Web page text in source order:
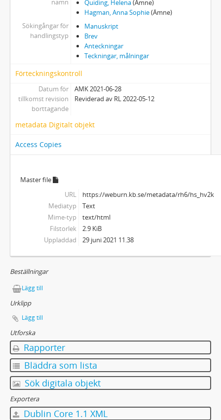
Quiding, Helena(Ämne)
Hagman, Anna Sophie(Ämne)
Sökingångar för
handlingstyp
Manuskript
Brev
Anteckningar
Teckningar, målningar
Förteckningskontroll
Datum för
tillkomst revision
borttagande
AMK 2021-06-28
Reviderad av RL 2022-05-12
metadata Digitalt objekt
Access Copies
Master file
URL
https://weburn.kb.se/metadata/rh6/
Mediatyp
Text
Mime-typ
text/html
Filstorlek
2.9 KiB
Uppladdad
29 juni 2021 11.38
Beställningar
Lägg till
Urklipp
Lägg till
Utforska
Rapporter
Bläddra som lista
Sök digitala objekt
Exportera
Dublin Core 1.1 XML